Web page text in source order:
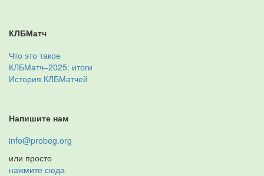
КЛБМатч
Что это такое
КЛБМатч–2025: итоги
История КЛБМатчей
Напишите нам
info@probeg.org
или просто
нажмите сюда